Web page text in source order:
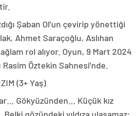
Şaban Ol’un çevirip yönettiği
Ahmet Saraçoğlu, Aslıhan
rol alıyor. Oyun, 9 Mart 2024
Öztekin Sahnesi’nde.
(3+ Yaş)
Gökyüzünden… Küçük kız